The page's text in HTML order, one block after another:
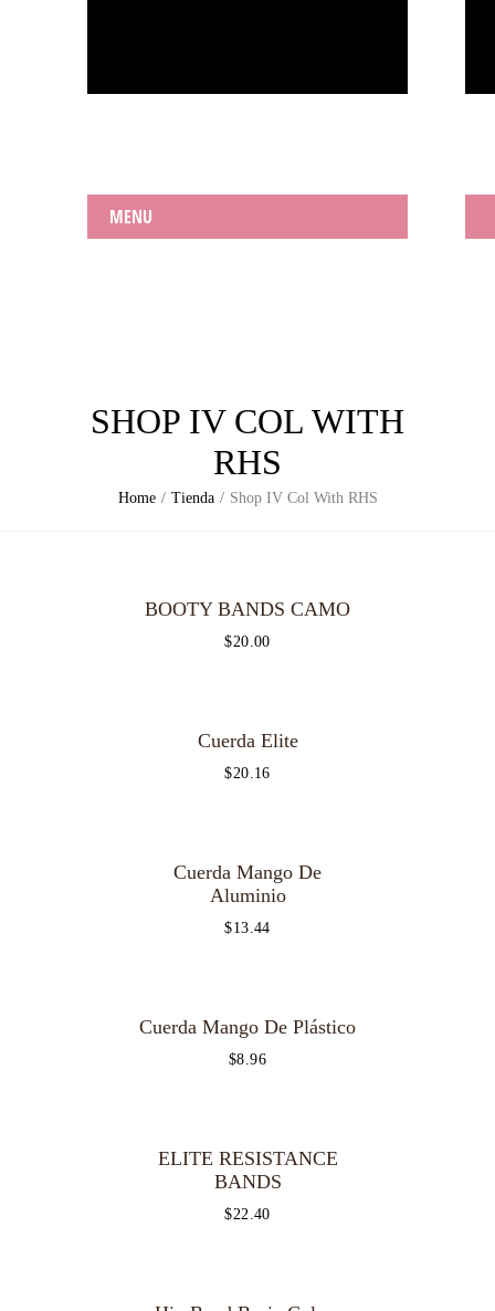
MENU
SHOP IV COL WITH
RHS
Home Tienda Shop IV Col With RHS
BOOTY BANDS CAMO
$20.00
Cuerda Elite
$20.16
Cuerda Mango De
Aluminio
$13.44
Cuerda Mango De Plástico
$8.96
ELITE RESISTANCE
BANDS
$22.40